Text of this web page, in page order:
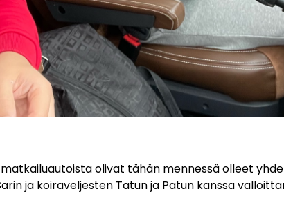
olivat tähän mennessä olleet
ja koiraveljesten Tatun ja Patun kanssa